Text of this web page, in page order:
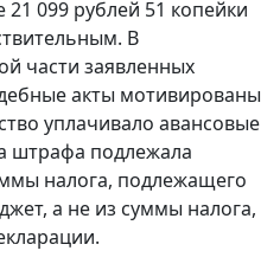
21 099 рублей 51 копейки
В
части заявленных
акты мотивированы
уплачивало авансовые
штрафа подлежала
налога, подлежащего
а не из суммы налога,